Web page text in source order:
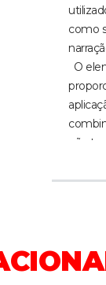
como
O
não
ruídos